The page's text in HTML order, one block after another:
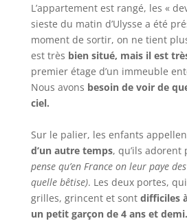
L’appartement est rangé, les «
sieste du matin d’Ulysse a été
moment de sortir, on ne tient
est très bien situé, mais il est
premier étage d’un immeuble
Nous avons besoin de voir de
ciel.
Sur le palier, les enfants
d’un autre temps, qu’ils adorent
pense qu’en France on leur paye
quelle bêtise). Les deux portes,
grilles, grincent et sont difficiles
un petit garçon de 4 ans et demi.